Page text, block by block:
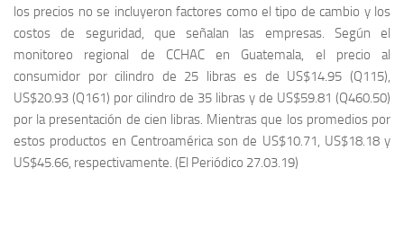
los precios no se incluyeron factores como el tipo de cambio y los
costos de seguridad, que señalan las empresas. Según el
monitoreo regional de CCHAC en Guatemala, el precio al
consumidor por cilindro de 25 libras es de US$14.95 (Q115),
US$20.93 (Q161) por cilindro de 35 libras y de US$59.81 (Q460.50)
por la presentación de cien libras. Mientras que los promedios por
estos productos en Centroamérica son de US$10.71, US$18.18 y
US$45.66, respectivamente. (El Periódico 27.03.19)